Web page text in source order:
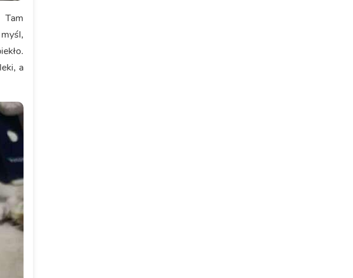
Tam
a